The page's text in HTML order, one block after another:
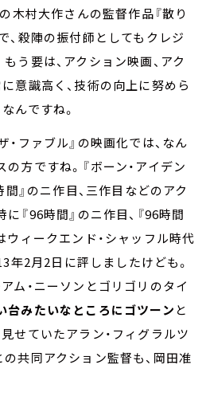
の木村大作さんの監督作品『散り
、殺陣の振付師としてもクレジ
う要は、アクション映画、アク
意識高く、技術の向上に努めら
んですね。
・ファブル』の映画化では、なん
方ですね。『ボーン・アイデン
間』のニ作目、三作目などのアク
96時間』のニ作目、『96時間
ウィークエンド・シャッフル時代
年2月2日に評しましたけども。
ム・ニーソンとゴリゴリのタイ
台みたいなところにゴツーン と
せていたアラン・フィグラルツ
共同アクション監督も、岡田准